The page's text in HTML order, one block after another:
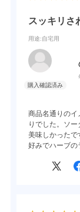
スッキリさ
用途:自宅用
商品名通りのイ
りでした。ソ
美味しかったで
好みでハーブの